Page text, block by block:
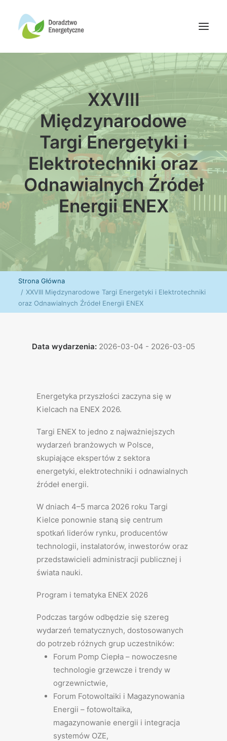
Oferta doradców
Aktualności
Wydarzenia
Oferta finansowania
Media
Kontakt
Wyszukiwanie
XXVIII
Międzynarodowe
Targi Energetyki i
Elektrotechniki oraz
Odnawialnych Źródeł
Energii ENEX
Strona Główna
XXVIII Międzynarodowe Targi Energetyki i Elektrotechniki
oraz Odnawialnych Źródeł Energii ENEX
Data wydarzenia: 2026-03-04 - 2026-03-05
Energetyka przyszłości zaczyna się w
Kielcach na ENEX 2026.
Targi ENEX to jedno z najważniejszych
wydarzeń branżowych w Polsce,
skupiające ekspertów z sektora
energetyki, elektrotechniki i odnawialnych
źródeł energii.
W dniach 4–5 marca 2026 roku Targi
Kielce ponownie staną się centrum
spotkań liderów rynku, producentów
technologii, instalatorów, inwestorów oraz
przedstawicieli administracji publicznej i
świata nauki.
Program i tematyka ENEX 2026
Podczas targów odbędzie się szereg
wydarzeń tematycznych, dostosowanych
do potrzeb różnych grup uczestników:
Forum Pomp Ciepła – nowoczesne
technologie grzewcze i trendy w
ogrzewnictwie,
Forum Fotowoltaiki i Magazynowania
Energii – fotowoltaika,
magazynowanie energii i integracja
systemów OZE,